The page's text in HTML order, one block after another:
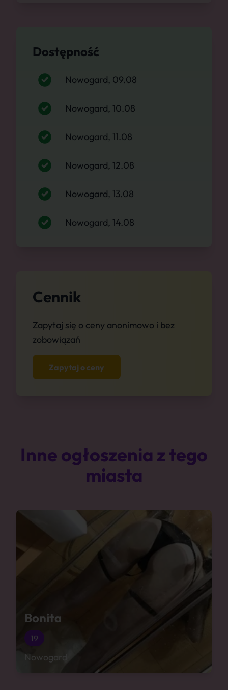
Dostępność
Nowogard, 09.08
Nowogard, 10.08
Nowogard, 11.08
Nowogard, 12.08
Nowogard, 13.08
Nowogard, 14.08
Cennik
Zapytaj się o ceny anonimowo i bez
zobowiązań
Zapytaj o ceny
Inne ogłoszenia z tego
miasta
Bonita
19
Nowogard